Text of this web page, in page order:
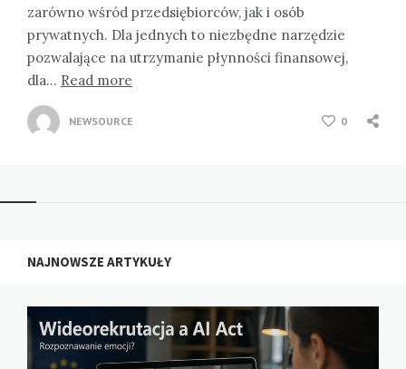
zarówno wśród przedsiębiorców, jak i osób
prywatnych. Dla jednych to niezbędne narzędzie
pozwalające na utrzymanie płynności finansowej,
dla… Read more
NEWSOURCE 0
NAJNOWSZE ARTYKUŁY